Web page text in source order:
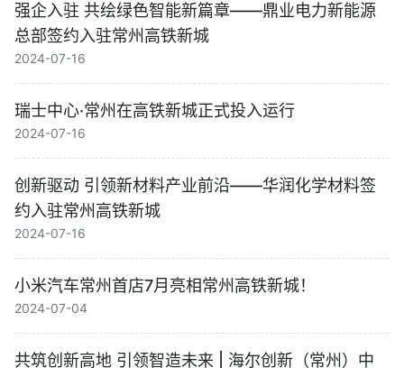
强企入驻 共绘绿色智能新篇章——鼎业电力新能源
总部签约入驻常州高铁新城
2024-07-16
瑞士中心·常州在高铁新城正式投入运行
2024-07-16
创新驱动 引领新材料产业前沿——华润化学材料签
约入驻常州高铁新城
2024-07-16
小米汽车常州首店7月亮相常州高铁新城！
2024-07-04
共筑创新高地 引领智造未来 | 海尔创新（常州）中